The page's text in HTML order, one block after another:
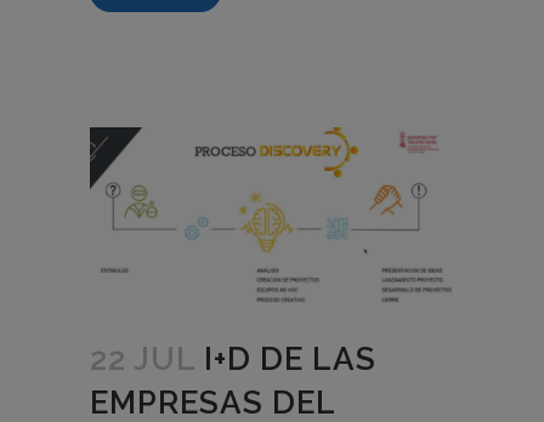
22 JUL I+D DE LAS
EMPRESAS DEL